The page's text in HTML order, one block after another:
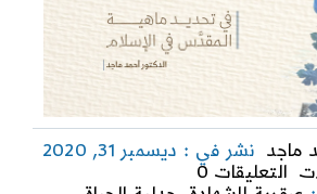
ماجد نشر في : ديسمبر 31, 2020
التعليقات 0